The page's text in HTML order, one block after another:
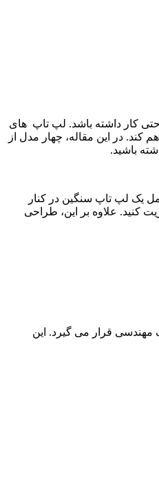
کار داشته باشد. لپ تاپ های
کند. در این مقاله، چهار مدل از
باشید.
یک لپ تاپ سنگین در کنار
کنید. علاوه بر این، طراحی
های سبک مهندسی قرار می گیرد. این